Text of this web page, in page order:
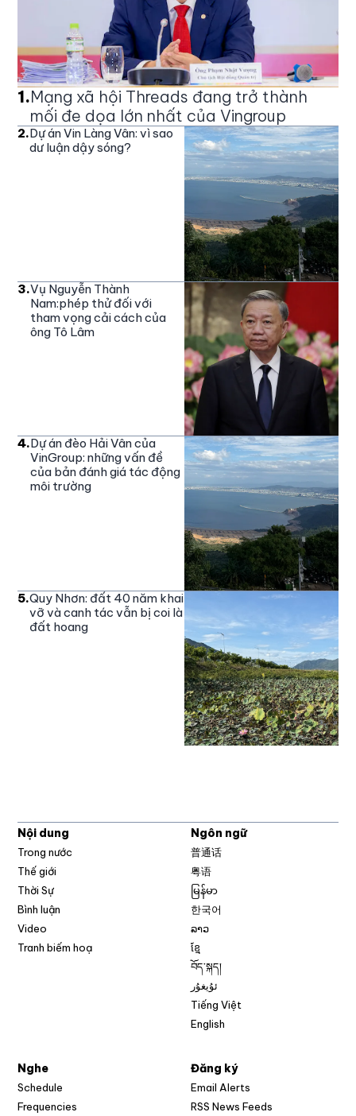
1.Mạng xã hội Threads đang trở thành
mối đe dọa lớn nhất của Vingroup
2.Dự án Vin Làng Vân: vì sao
dư luận dậy sóng?
3.Vụ Nguyễn Thành
Nam:phép thử đối với
tham vọng cải cách của
ông Tô Lâm
4.Dự án đèo Hải Vân của
VinGroup: những vấn đề
của bản đánh giá tác động
môi trường
5.Quy Nhơn: đất 40 năm khai
vỡ và canh tác vẫn bị coi là
đất hoang
Nội dung
Trong nước
Thế giới
Thời Sự
Bình luận
Video
Tranh biếm hoạ
Ngôn ngữ
普通话
粤语
မြန်မာ
한국어
ລາວ
ខ្មែ
བོད་སྐད།
ئۇيغۇر
Tiếng Việt
English
Nghe
Schedule
Frequencies
Đăng ký
Email Alerts
RSS News Feeds